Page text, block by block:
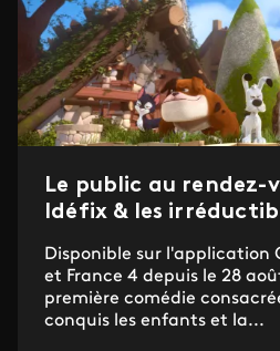
Le public au rendez-
Idéfix & les
Disponible sur l'application
et France 4 depuis le 28
première comédie
conquis les enfants et la...